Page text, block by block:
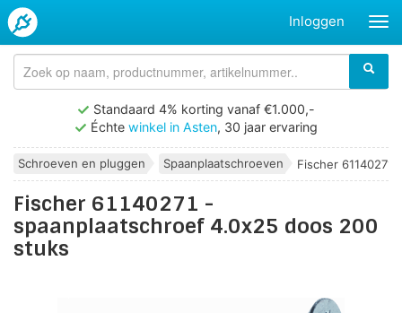
Inloggen
Standaard 4% korting vanaf €1.000,-
Échte winkel in Asten, 30 jaar ervaring
Schroeven en pluggen Spaanplaatschroeven Fischer 61140271
Fischer 61140271 -
spaanplaatschroef 4.0x25 doos 200
stuks